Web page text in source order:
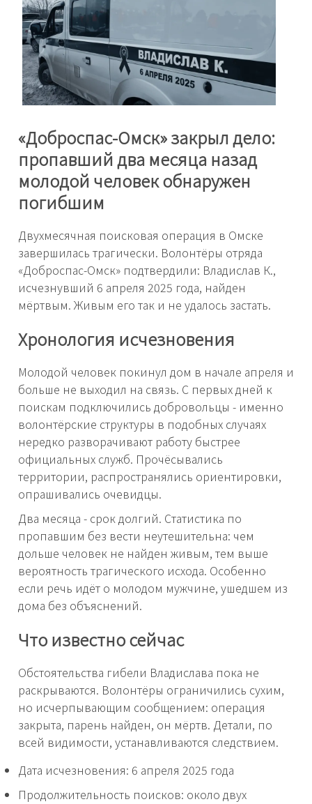
«Доброспас-Омск» закрыл дело:
пропавший два месяца назад
молодой человек обнаружен
погибшим
Двухмесячная поисковая операция в Омске
завершилась трагически. Волонтёры отряда
«Доброспас-Омск» подтвердили: Владислав К.,
исчезнувший 6 апреля 2025 года, найден
мёртвым. Живым его так и не удалось застать.
Хронология исчезновения
Молодой человек покинул дом в начале апреля и
больше не выходил на связь. С первых дней к
поискам подключились добровольцы - именно
волонтёрские структуры в подобных случаях
нередко разворачивают работу быстрее
официальных служб. Прочёсывались
территории, распространялись ориентировки,
опрашивались очевидцы.
Два месяца - срок долгий. Статистика по
пропавшим без вести неутешительна: чем
дольше человек не найден живым, тем выше
вероятность трагического исхода. Особенно
если речь идёт о молодом мужчине, ушедшем из
дома без объяснений.
Что известно сейчас
Обстоятельства гибели Владислава пока не
раскрываются. Волонтёры ограничились сухим,
но исчерпывающим сообщением: операция
закрыта, парень найден, он мёртв. Детали, по
всей видимости, устанавливаются следствием.
Дата исчезновения: 6 апреля 2025 года
Продолжительность поисков: около двух